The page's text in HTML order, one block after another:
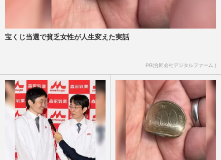
宝くじ当選で貧乏女性が人生変えた実話
PR(合同会社デジタルファーム )